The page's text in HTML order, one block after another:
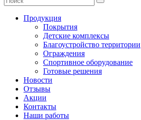
Продукция
Покрытия
Детские комплексы
Благоустройство территории
Ограждения
Спортивное оборудование
Готовые решения
Новости
Отзывы
Акции
Контакты
Наши работы